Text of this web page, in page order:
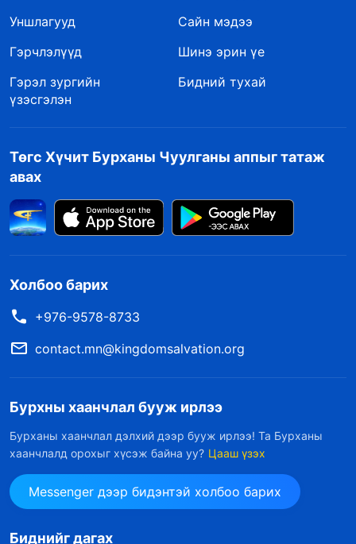
Уншлагууд
Сайн мэдээ
Гэрчлэлүүд
Шинэ эрин үе
Гэрэл зургийн
үзэсгэлэн
Бидний тухай
Төгс Хүчит Бурханы Чуулганы аппыг татаж
авах
Холбоо барих
+976-9578-8733
contact.mn@kingdomsalvation.org
Бурхны хаанчлал бууж ирлээ
Бурханы хаанчлал дэлхий дээр бууж ирлээ! Та Бурханы
хаанчлалд орохыг хүсэж байна уу? Цааш үзэх
Messenger дээр бидэнтэй холбоо барих
Биднийг дагах